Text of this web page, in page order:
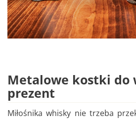
Metalowe kostki do
prezent
Miłośnika whisky nie trzeba